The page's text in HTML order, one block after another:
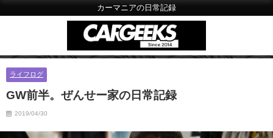
カーマニアの日常記録
ライフログ
GW前半。ぜんせー家の日常記録
2019/04/30